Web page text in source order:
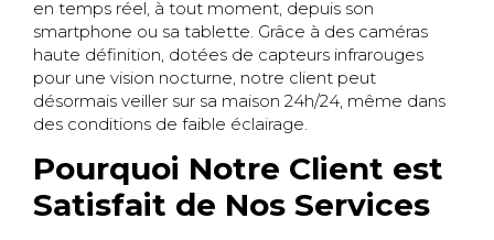
en temps réel, à tout moment, depuis son
smartphone ou sa tablette. Grâce à des caméras
haute définition, dotées de capteurs infrarouges
pour une vision nocturne, notre client peut
désormais veiller sur sa maison 24h/24, même dans
des conditions de faible éclairage.
Pourquoi Notre Client est
Satisfait de Nos Services